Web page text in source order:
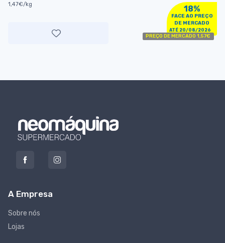
1,47€/kg
18%
FACE AO PREÇO
DE MERCADO
ATÉ 20/08/2026
PREÇO DE MERCADO 1,57€
A Empresa
Sobre nós
Lojas